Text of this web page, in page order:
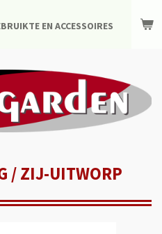
EN ACCESSOIRES
/ ZIJ-UITWORP